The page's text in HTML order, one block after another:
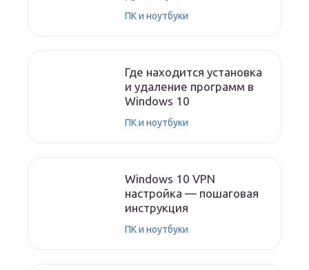
ПК и ноутбуки
Где находится установка
и удаление программ в
Windows 10
ПК и ноутбуки
Windows 10 VPN
настройка — пошаговая
инструкция
ПК и ноутбуки